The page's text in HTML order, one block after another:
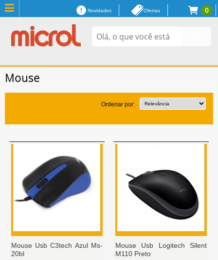
0
Novidades Ofertas
Mouse
Ordenar por:
Mouse Usb C3tech Azul Ms-
20bl
Mouse Usb Logitech Silent
M110 Preto